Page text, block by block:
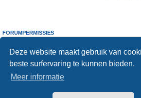
Deze website maakt gebruik van
beste surfervaring te kunnen bieden.
Meer informatie
FORUMPERMISSIES
kunt niet
reageren op onderwerpen in dit forum
kunt nietje eigen berichten wijzigen in dit forum
kunt nietje eigen berichten verwijderen in dit forum
bijlagen plaatsen in dit forum